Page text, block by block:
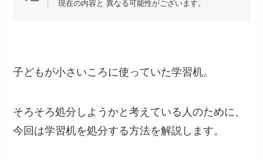
現在の内容と 異なる可能性がございます。
子どもが小さいころに使っていた学習机。
そろそろ処分しようかと考えている人のために、
今回は学習机を処分する方法を解説します。